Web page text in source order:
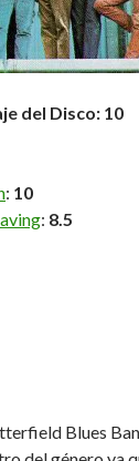
del Disco: 10
: 10
: 8.5
Blues